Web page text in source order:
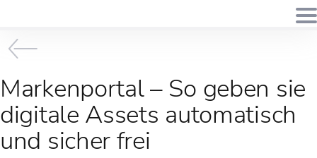
Markenportal – So geben sie
digitale Assets automatisch
und sicher frei